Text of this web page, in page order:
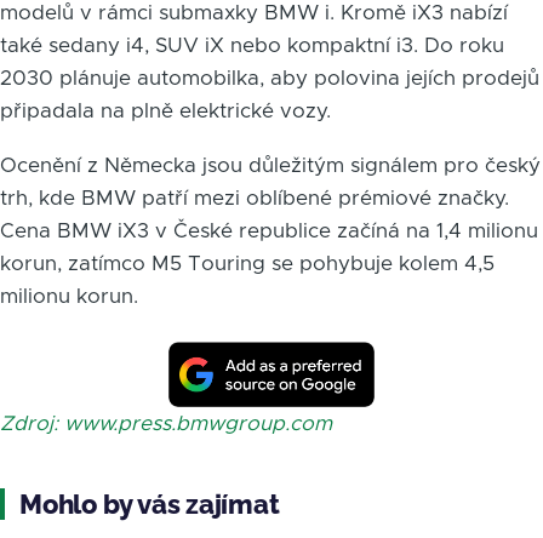
modelů v rámci submaxky BMW i. Kromě iX3 nabízí
také sedany i4, SUV iX nebo kompaktní i3. Do roku
2030 plánuje automobilka, aby polovina jejích prodejů
připadala na plně elektrické vozy.
Ocenění z Německa jsou důležitým signálem pro český
trh, kde BMW patří mezi oblíbené prémiové značky.
Cena BMW iX3 v České republice začíná na 1,4 milionu
korun, zatímco M5 Touring se pohybuje kolem 4,5
milionu korun.
Zdroj: www.press.bmwgroup.com
Mohlo by vás zajímat